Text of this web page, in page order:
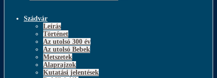
Szádvár
Leírás
Történet
Az utolsó 300 év
Az utolsó Bebek
Metszetek
Alaprajzok
Kutatási jelentések